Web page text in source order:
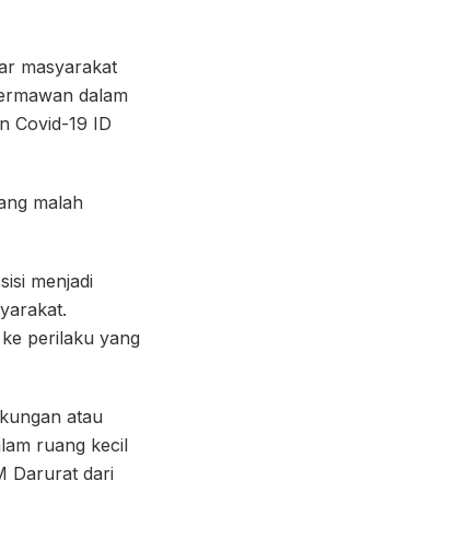
masyarakat
dalam
Covid-19 ID
malah
menjadi
perilaku yang
atau
ruang kecil
Darurat dari